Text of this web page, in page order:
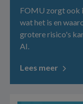
FOMU zorgt ook
wat het is en
grotere risico's
AI.
Lees meer